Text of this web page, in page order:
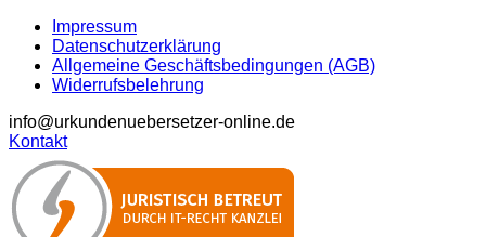
Impressum
Datenschutzerklärung
Allgemeine Geschäftsbedingungen (AGB)
Widerrufsbelehrung
info@urkundenuebersetzer-online.de
Kontakt